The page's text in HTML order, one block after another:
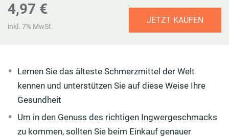
4,97 €
inkl. 7% MwSt.
JETZT KAUFEN
Lernen Sie das älteste Schmerzmittel der Welt
kennen und unterstützen Sie auf diese Weise Ihre
Gesundheit
Um in den Genuss des richtigen Ingwergeschmacks
zu kommen, sollten Sie beim Einkauf genauer